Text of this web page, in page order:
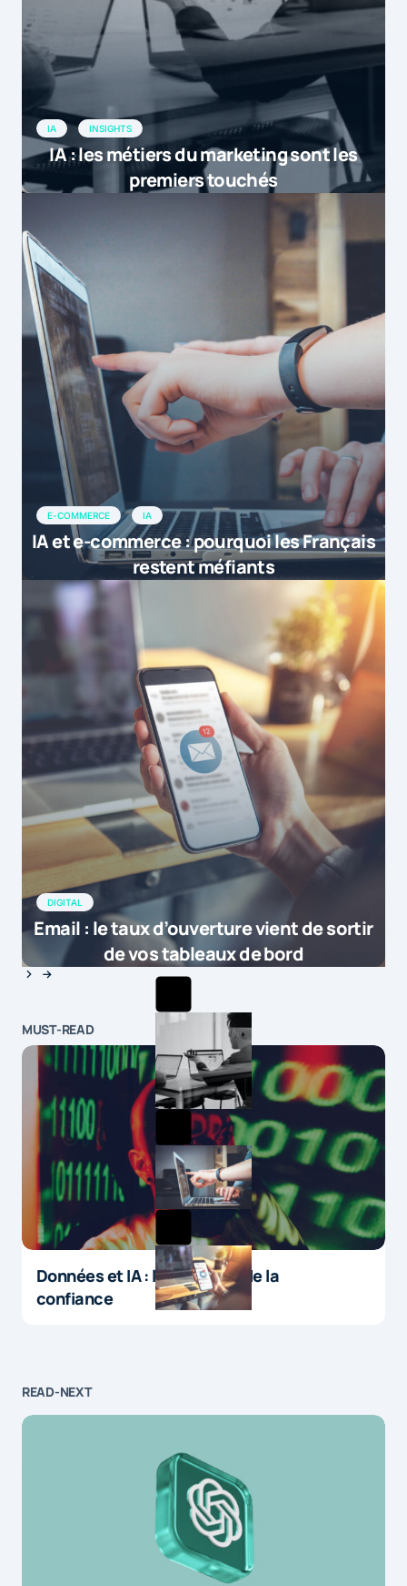
IA INSIGHTS
IA : les métiers du marketing sont les
premiers touchés
E-COMMERCE IA
IA et e-commerce : pourquoi les Français
restent méfiants
DIGITAL
Email : le taux d’ouverture vient de sortir
de vos tableaux de bord
MUST-READ
Données et IA : le paradoxe de la
confiance
READ-NEXT